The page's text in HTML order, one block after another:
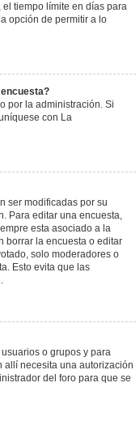
tiempo límite en días para
opción de permitir a lo
por la administración. Si
con La
ser modificadas por su
Para editar una encuesta,
esta asociado a la
borrar la encuesta o editar
solo moderadores o
Esto evita que las
o grupos y para
allí necesita una autorización
del foro para que se